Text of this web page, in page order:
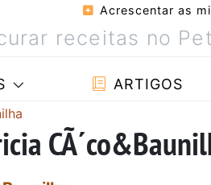
Acrescentar as
ARTIGOS